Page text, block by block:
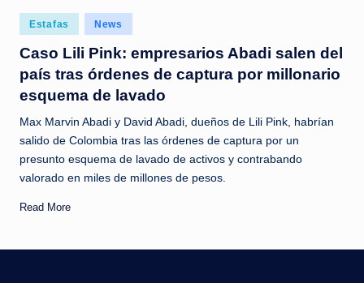
c
i
a
s
a
l
i
t
Posted
in
Estafas News
Caso Lili Pink: empresarios Abadi salen del
país tras órdenes de captura por millonario
esquema de lavado
Max Marvin Abadi y David Abadi, dueños de Lili Pink, habrían
salido de Colombia tras las órdenes de captura por un
presunto esquema de lavado de activos y contrabando
valorado en miles de millones de pesos.
Read More